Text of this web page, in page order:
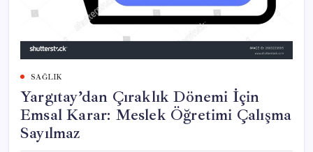
SAĞLIK
Yargıtay’dan Çıraklık Dönemi İçin
Emsal Karar: Meslek Öğretimi Çalışma
Sayılmaz